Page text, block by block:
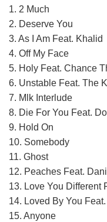
1. 2 Much
2. Deserve You
3. As I Am Feat. Khalid
4. Off My Face
5. Holy Feat. Chance
6. Unstable Feat. The
7. Mlk Interlude
8. Die For You Feat.
9. Hold On
10. Somebody
11. Ghost
12. Peaches Feat.
13. Love You Different
14. Loved By You
15. Anyone